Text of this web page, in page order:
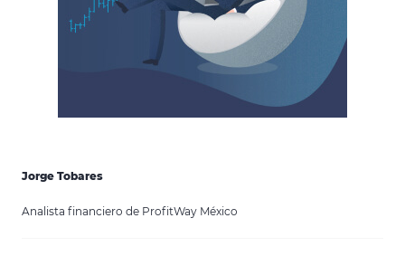
Jorge Tobares
Analista financiero de ProfitWay México